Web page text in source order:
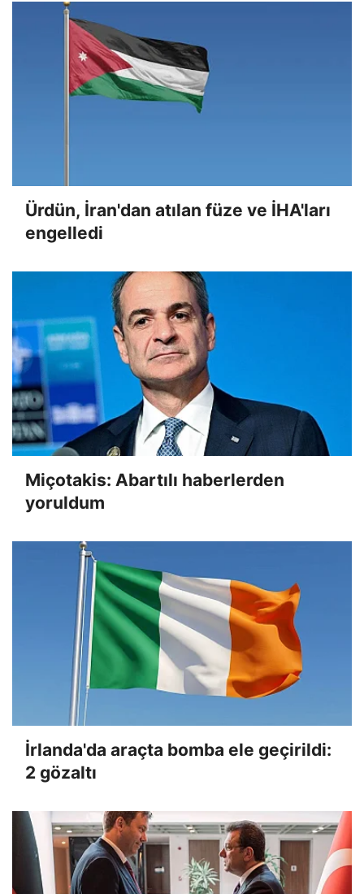
Ürdün, İran'dan atılan füze ve İHA'ları
engelledi
Miçotakis: Abartılı haberlerden
yoruldum
İrlanda'da araçta bomba ele geçirildi:
2 gözaltı